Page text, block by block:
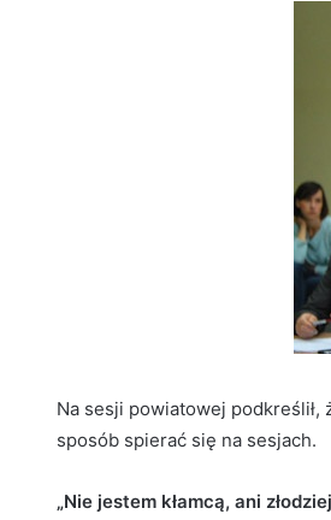
Na sesji powiatowej podkreślił,
sposób spierać się na sesjach.
„Nie jestem kłamcą, ani